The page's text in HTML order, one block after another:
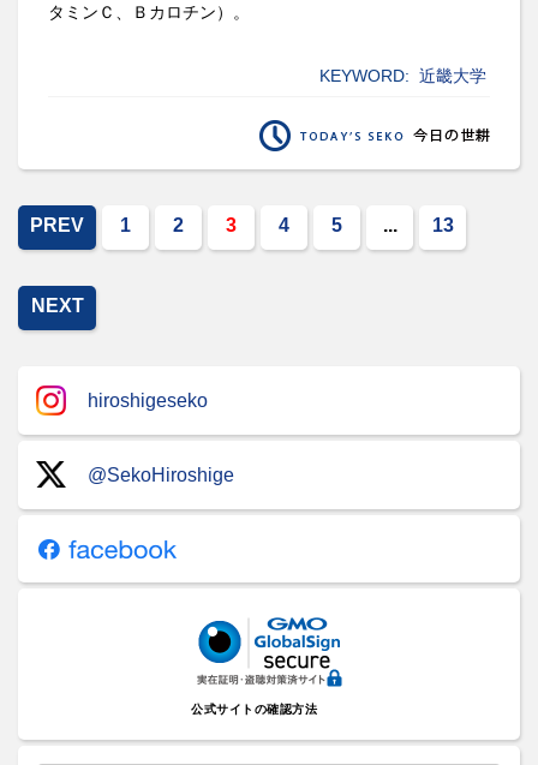
タミンＣ、Ｂカロチン）。
KEYWORD: 近畿大学
PREV 1 2 3 4 5 ... 13
NEXT
hiroshigeseko
@SekoHiroshige
公式サイトの確認方法